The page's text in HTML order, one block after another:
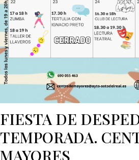
FIESTA DE
TEMPORADA.
MAYORES